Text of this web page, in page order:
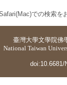
での検索を
臺灣大學文學院佛
National Taiwan
doi:10.6681/